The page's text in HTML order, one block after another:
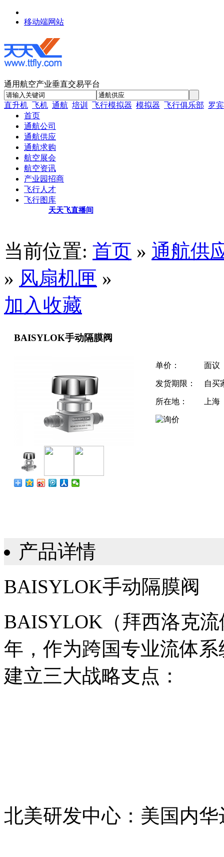
移动端网站
通用航空产业垂直交易平台
直升机 飞机 通航 培训 飞行模拟器 模拟器 飞行俱乐部 罗
首页
通航公司
通航供应
通航求购
航空展会
航空资讯
产业园招商
飞行人才
飞行图库
天天飞直播间
当前位置: 首页 » 通航供
» 风扇机匣 »
加入收藏
BAISYLOK手动隔膜阀
单价： 面议
发货期限： 自买
所在地： 上海
产品详情
BAISYLOK手动隔膜阀
BAISYLOK（拜西洛克
年，作为跨国专业流体
建立三大战略支点：
北美研发中心：美国内